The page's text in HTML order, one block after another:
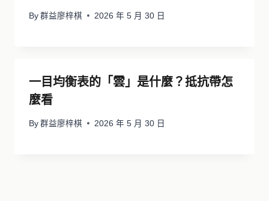
By 群益廖梓棋 2026 年 5 月 30 日
一目均衡表的「雲」是什麼？抵抗帶怎
麼看
By 群益廖梓棋 2026 年 5 月 30 日